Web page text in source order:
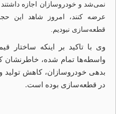
نمی‌شد و خودروسازان اجازه
عرضه کنند، امروز شاهد این
قطعه‌‌‌سازی نبودیم.
وی با تاکید بر اینکه ساختار
واسطه‌‌‌ها تمام شده، خاطرنشان
بدهی خودروسازان، کاهش تولید
در قطعه‌‌‌سازی بوده است.